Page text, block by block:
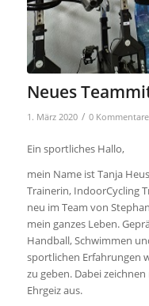
Neues
1. März 2020 / 0 Kommentare
Ein sportliches Hallo,
mein Name ist Tanja
Trainerin, IndoorCycling
neu im Team von
mein ganzes Leben.
Handball, Schwimmen
sportlichen Erfahrungen
zu geben. Dabei
Ehrgeiz aus.